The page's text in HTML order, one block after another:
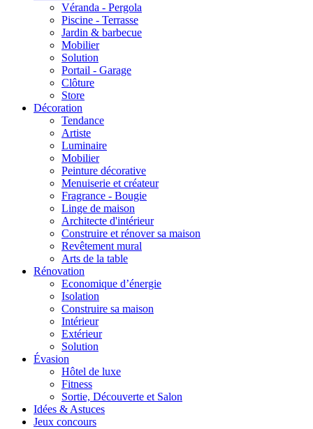
Véranda - Pergola
Piscine - Terrasse
Jardin & barbecue
Mobilier
Solution
Portail - Garage
Clôture
Store
Décoration
Tendance
Artiste
Luminaire
Mobilier
Peinture décorative
Menuiserie et créateur
Fragrance - Bougie
Linge de maison
Architecte d'intérieur
Construire et rénover sa maison
Revêtement mural
Arts de la table
Rénovation
Economique d’énergie
Isolation
Construire sa maison
Intérieur
Extérieur
Solution
Évasion
Hôtel de luxe
Fitness
Sortie, Découverte et Salon
Idées & Astuces
Jeux concours